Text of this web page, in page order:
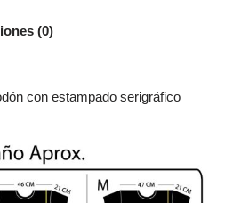
(0)
con estampado serigráfico